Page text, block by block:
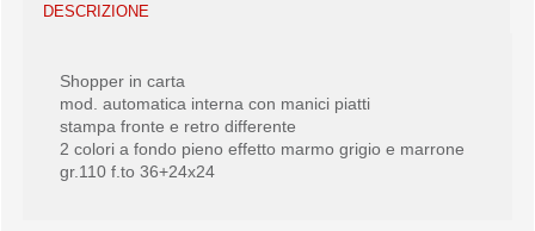
DESCRIZIONE
Shopper in carta
mod. automatica interna con manici piatti
stampa fronte e retro differente
2 colori a fondo pieno effetto marmo grigio e marrone
gr.110 f.to 36+24x24